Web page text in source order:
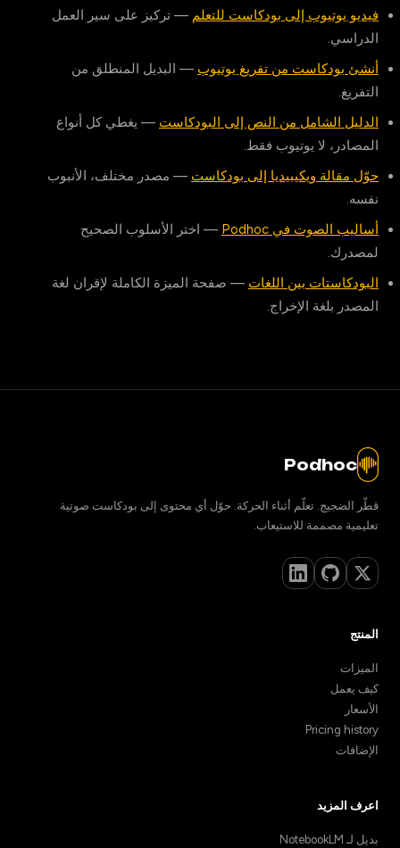
فيديو يوتيوب إلى بودكاست للتعلم — تركيز على سير العمل
الدراسي.
أنشئ بودكاست من تفريغ يوتيوب — البديل المنطلق من
التفريغ.
الدليل الشامل من النص إلى البودكاست — يغطي كل أنواع
المصادر، لا يوتيوب فقط.
حوّل مقالة ويكيبيديا إلى بودكاست — مصدر مختلف، الأنبوب
نفسه.
أساليب الصوت في Podhoc
— اختر الأسلوب الصحيح
لمصدرك.
البودكاستات بين اللغات — صفحة الميزة الكاملة لإقران لغة
المصدر بلغة الإخراج.
Podhoc
قطّر الضجيج. تعلّم أثناء الحركة. حوّل أي محتوى إلى بودكاست صوتية
تعليمية مصممة للاستيعاب.
المنتج
الميزات
كيف يعمل
الأسعار
Pricing history
الإضافات
اعرف المزيد
بديل لـ NotebookLM